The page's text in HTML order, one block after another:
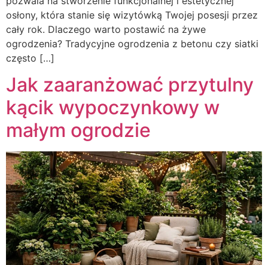
osłony, która stanie się wizytówką Twojej posesji przez
cały rok. Dlaczego warto postawić na żywe
ogrodzenia? Tradycyjne ogrodzenia z betonu czy siatki
często […]
Jak zaaranżować przytulny
kącik wypoczynkowy w
małym ogrodzie